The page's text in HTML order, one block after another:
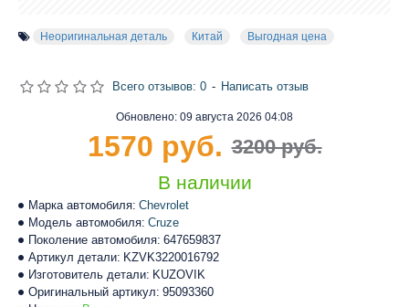
Неоригинальная деталь Китай Выгодная цена
Марка автомобиля: Chevrolet
Модель автомобиля: Cruze
Поколение автомобиля: 647659837
Артикул детали: KZVK3220016792
Изготовитель детали: KUZOVIK
Оригинальный артикул: 95093360
Обновлено: 09 августа 2026 04:08
В наличии
Всего отзывов: 0 - Написать отзыв
3200 руб.
1570 руб.